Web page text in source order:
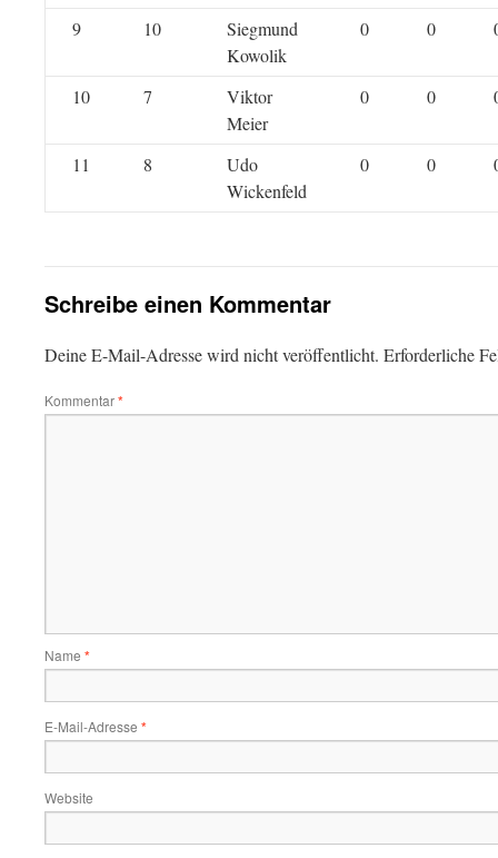
9 10
Siegmund
Kowolik
0 0
10 7
Viktor
Meier
0 0
11 8
Udo
Wickenfeld
0 0
Schreibe einen Kommentar
Deine E-Mail-Adresse wird nicht veröffentlicht. Erforderliche
Kommentar*
Name *
E-Mail-Adresse *
Website